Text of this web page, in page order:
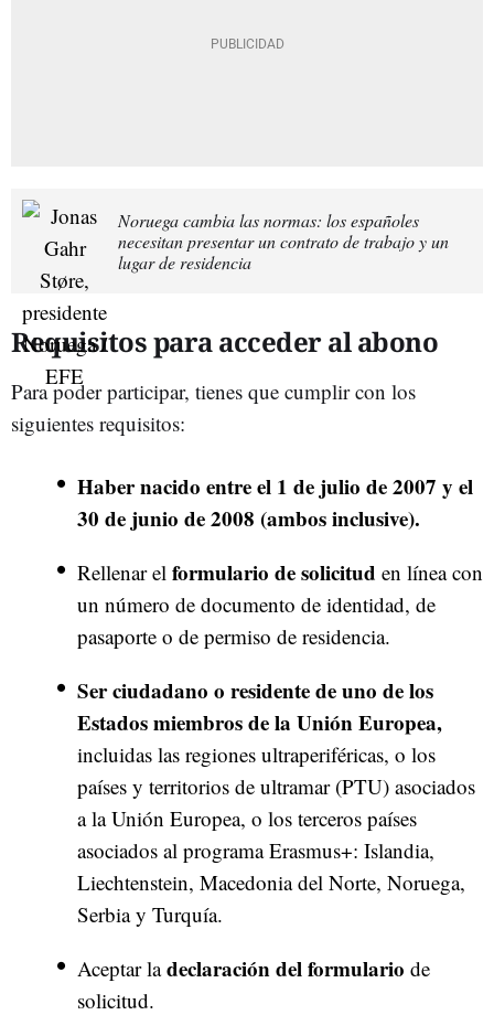
Noruega cambia las normas: los españoles
necesitan presentar un contrato de trabajo y un
lugar de residencia
Requisitos para acceder al abono
Para poder participar, tienes que cumplir con los
siguientes requisitos:
Haber nacido entre el 1 de julio de 2007 y el
30 de junio de 2008 (ambos inclusive).
Rellenar el formulario de solicitud en línea con
un número de documento de identidad, de
pasaporte o de permiso de residencia.
Ser ciudadano o residente de uno de los
Estadosmiembros de la Unión Europea,
incluidas las regiones ultraperiféricas, o los
países y territorios de ultramar (PTU) asociados
a la Unión Europea, o los terceros países
asociados al programa Erasmus+: Islandia,
Liechtenstein, Macedonia del Norte, Noruega,
Serbia y Turquía.
Aceptar ladeclaración del formulario de
solicitud.